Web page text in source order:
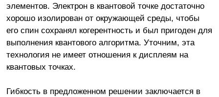
элементов. Электрон в квантовой точке достаточно
хорошо изолирован от окружающей среды, чтобы
его спин сохранял когерентность и был пригоден для
выполнения квантового алгоритма. Уточним, эта
технология не имеет отношения к дисплеям на
квантовых точках.
Гибкость в предложенном решении заключается в